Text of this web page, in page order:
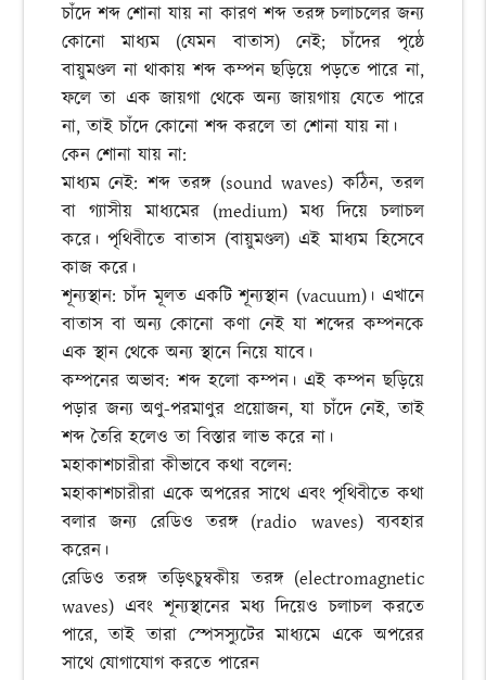
চাঁদে শব্দ শোনা যায় না কারণ শব্দ তরঙ্গ চলাচলের জন্য
কোনো মাধ্যম (যেমন বাতাস) নেই; চাঁদের পৃষ্ঠে
বায়ুমণ্ডল না থাকায় শব্দ কম্পন ছড়িয়ে পড়তে পারে না,
ফলে তা এক জায়গা থেকে অন্য জায়গায় যেতে পারে
না, তাই চাঁদে কোনো শব্দ করলে তা শোনা যায় না।
কেন শোনা যায় না:
মাধ্যম নেই: শব্দ তরঙ্গ (sound waves) কঠিন, তরল
বা গ্যাসীয় মাধ্যমের (medium) মধ্য দিয়ে চলাচল
করে। পৃথিবীতে বাতাস (বায়ুমণ্ডল) এই মাধ্যম হিসেবে
কাজ করে।
শূন্যস্থান: চাঁদ মূলত একটি শূন্যস্থান (vacuum)। এখানে
বাতাস বা অন্য কোনো কণা নেই যা শব্দের কম্পনকে
এক স্থান থেকে অন্য স্থানে নিয়ে যাবে।
কম্পনের অভাব: শব্দ হলো কম্পন। এই কম্পন ছড়িয়ে
পড়ার জন্য অণু-পরমাণুর প্রয়োজন, যা চাঁদে নেই, তাই
শব্দ তৈরি হলেও তা বিস্তার লাভ করে না।
মহাকাশচারীরা কীভাবে কথা বলেন:
মহাকাশচারীরা একে অপরের সাথে এবং পৃথিবীতে কথা
বলার জন্য রেডিও তরঙ্গ (radio waves) ব্যবহার
করেন।
রেডিও তরঙ্গ তড়িৎচুম্বকীয় তরঙ্গ (electromagnetic
waves) এবং শূন্যস্থানের মধ্য দিয়েও চলাচল করতে
পারে, তাই তারা স্পেসস্যুটের মাধ্যমে একে অপরের
সাথে যোগাযোগ করতে পারেন